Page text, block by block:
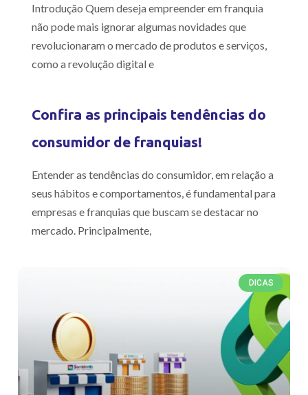
Introdução Quem deseja empreender em franquia
não pode mais ignorar algumas novidades que
revolucionaram o mercado de produtos e serviços,
como a revolução digital e
Confira as principais tendências do
consumidor de franquias!
Entender as tendências do consumidor, em relação a
seus hábitos e comportamentos, é fundamental para
empresas e franquias que buscam se destacar no
mercado. Principalmente,
DICAS